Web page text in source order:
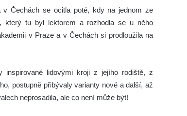
Čechách se ocitla poté, kdy na jednom ze
který tu byl lektorem a rozhodla se u něho
v Praze a v Čechách si prodloužila na
lidovými kroji z jejího rodiště, z
postupně přibývaly varianty nové a další, až
neprosadila, ale co není může být!